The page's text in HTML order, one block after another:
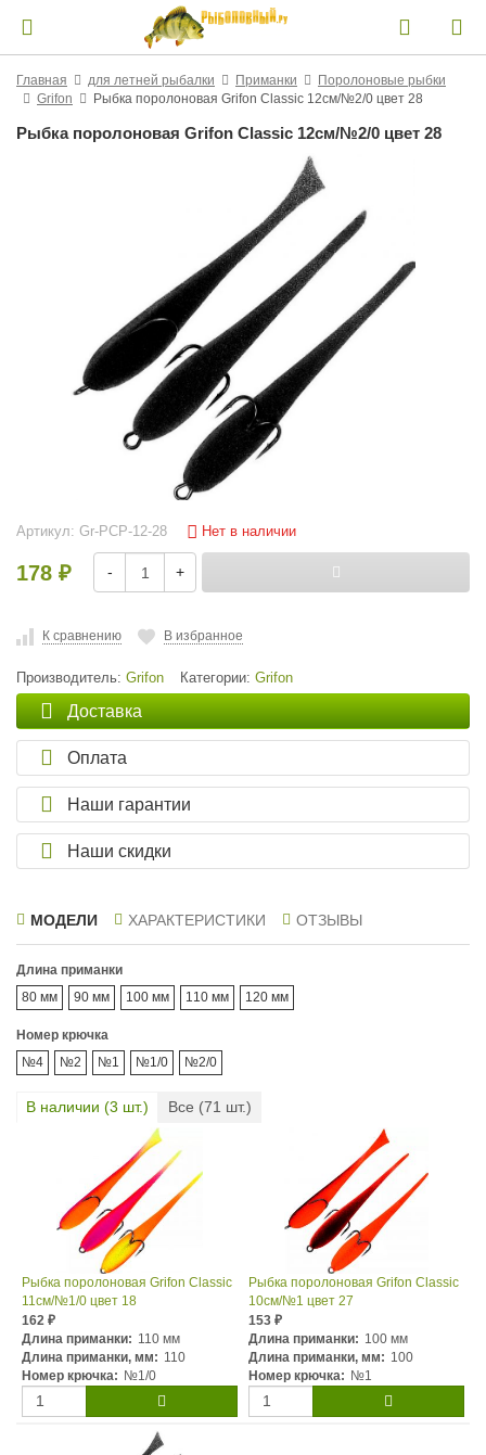
Главная для летней рыбалки Приманки
Поролоновые рыбки
Grifon
Рыбка поролоновая Grifon Classic 12см/№2/0 цвет 28
Рыбка поролоновая Grifon Classic 12см/№2/0 цвет 28
Артикул: Gr-PCP-12-28 Нет в наличии
178 ₽ - +
К сравнению В избранное
Производитель: Grifon Категории: Grifon
Доставка
Оплата
Наши гарантии
Наши скидки
МОДЕЛИ ХАРАКТЕРИСТИКИ ОТЗЫВЫ
Длина приманки
80 мм
90 мм 100 мм 110 мм 120 мм
Номер крючка
№4
№2 №1 №1/0 №2/0
В наличии (3 шт.) Все (71 шт.)
Рыбка поролоновая Grifon Classic
11см/№1/0 цвет 18
162 ₽
Длина приманки: 110 мм
Длина приманки, мм: 110
Номер крючка: №1/0
Рыбка поролоновая Grifon Classic
10см/№1 цвет 27
153 ₽
Длина приманки: 100 мм
Длина приманки, мм: 100
Номер крючка: №1